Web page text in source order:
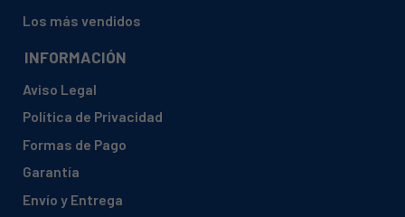
HAIER, 37001225 H2F-220WAA(EU)
HAIER, 37001302 H3F-280WSAAU1
HAIER, 37001304 H3F-320WSAAU1
Los más vendidos
INFORMACIÓN
Aviso Legal
Política de Privacidad
Formas de Pago
Garantía
Envío y Entrega